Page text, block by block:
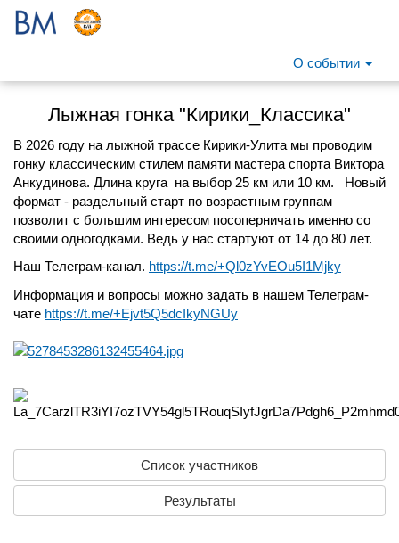
О событии
Лыжная гонка "Кирики_Классика"
В 2026 году на лыжной трассе Кирики-Улита мы проводим
гонку классическим стилем памяти мастера спорта Виктора
Анкудинова. Длина круга на выбор 25 км или 10 км. Новый
формат - раздельный старт по возрастным группам
позволит с большим интересом посоперничать именно со
своими одногодками. Ведь у нас стартуют от 14 до 80 лет.
Наш Телеграм-канал. https://t.me/+Ql0zYvEOu5I1Mjky
Информация и вопросы можно задать в нашем Телеграм-
чате https://t.me/+Ejvt5Q5dcIkyNGUy
Список участников
Результаты